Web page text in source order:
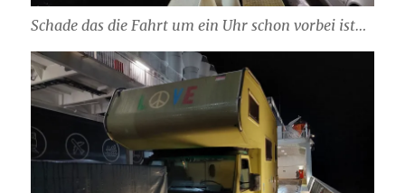
Schade das die Fahrt um ein Uhr schon vorbei ist…